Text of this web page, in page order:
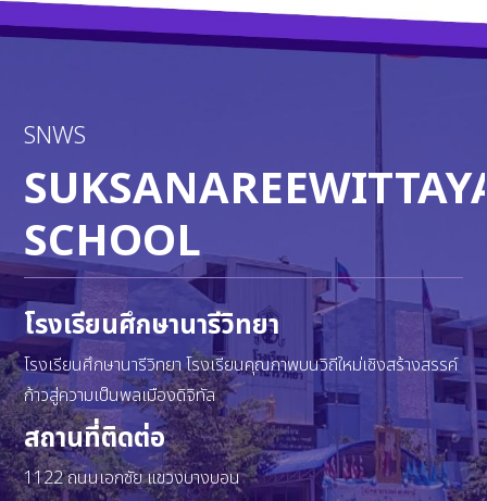
SNWS
SCHOOL
โรงเรียนศึกษานารีวิทยา
โรงเรียนศึกษานารีวิทยา โรงเรียนคุณภาพบนวิถีใหม่เชิงสร้างสรรค์
ก้าวสู่ความเป็นพลเมืองดิจิทัล
สถานที่ติดต่อ
1122 ถนนเอกชัย แขวงบางบอน